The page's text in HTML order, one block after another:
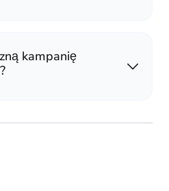
kampanię